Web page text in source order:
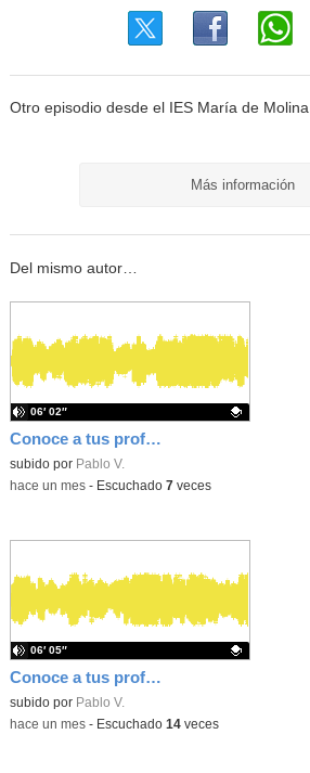
Otro episodio desde el IES María de Molina
Más información
Del mismo autor…
Conoce a tus professs - Ángela (Inglés)
Contenido educativo.
subido por Pablo V.
06′ 02″
-hace un mes- Escuchado 7veces
Conoce a tus professs 16 - Paqui (Lengua)
Contenido educativo.
subido por Pablo V.
06′ 05″
-hace un mes- Escuchado 14veces